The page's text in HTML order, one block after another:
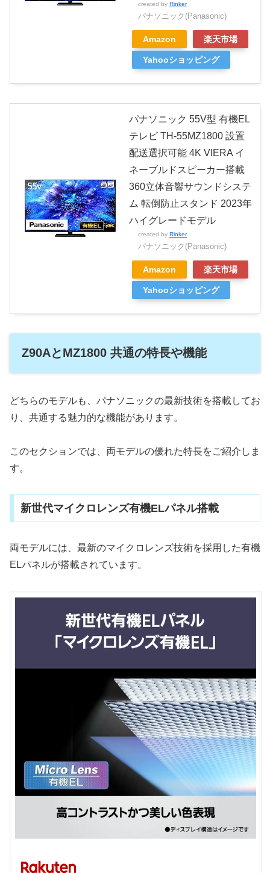
created by Rinker
パナソニック(Panasonic)
Amazon 楽天市場
Yahooショッピング
パナソニック 55V型 有機EL
テレビ TH-55MZ1800 設置
配送選択可能 4K VIERA イ
ネーブルドスピーカー搭載
360立体音響サウンドシステ
ム 転倒防止スタンド 2023年
ハイグレードモデル
created by Rinker
パナソニック(Panasonic)
Amazon 楽天市場
Yahooショッピング
Z90AとMZ1800 共通の特長や機能
どちらのモデルも、パナソニックの最新技術を搭載してお
り、共通する魅力的な機能があります。
このセクションでは、両モデルの優れた特長をご紹介しま
す。
新世代マイクロレンズ有機ELパネル搭載
両モデルには、最新のマイクロレンズ技術を採用した有機
ELパネルが搭載されています。